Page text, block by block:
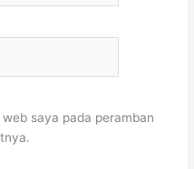
saya pada peramban